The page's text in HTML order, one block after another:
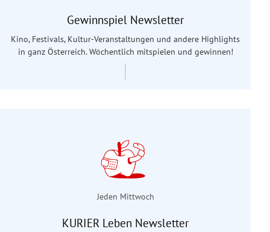
Gewinnspiel Newsletter
Kino, Festivals, Kultur-Veranstaltungen und andere Highlights
in ganz Österreich. Wöchentlich mitspielen und gewinnen!
Jeden Mittwoch
KURIER Leben Newsletter